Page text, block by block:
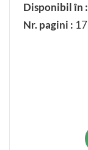
Disponibil în :
Nr. pagini : 17